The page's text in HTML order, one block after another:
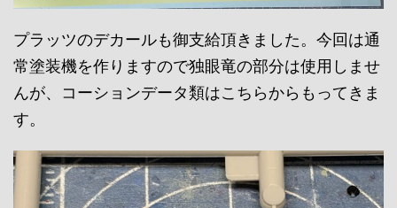
プラッツのデカールも御支給頂きました。今回は通
常塗装機を作りますので独眼竜の部分は使用しませ
んが、コーションデータ類はこちらからもってきま
す。